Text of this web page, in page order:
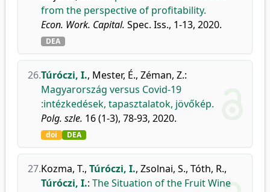
from the perspective of profitability.
Econ. Work. Capital. Spec. Iss., 1-13, 2020.
DEA
26.Túróczi, I., Mester, É., Zéman, Z.:
Magyarország versus Covid-19
:intézkedések, tapasztalatok, jövőkép.
Polg. szle. 16 (1-3), 78-93, 2020.
doi DEA
27.Kozma, T., Túróczi, I., Zsolnai, S., Tóth, R.,
Túróczi, I.: The Situation of the Fruit Wine